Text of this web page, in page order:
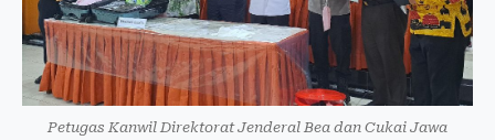
Petugas Kanwil Direktorat Jenderal Bea dan Cukai Jawa